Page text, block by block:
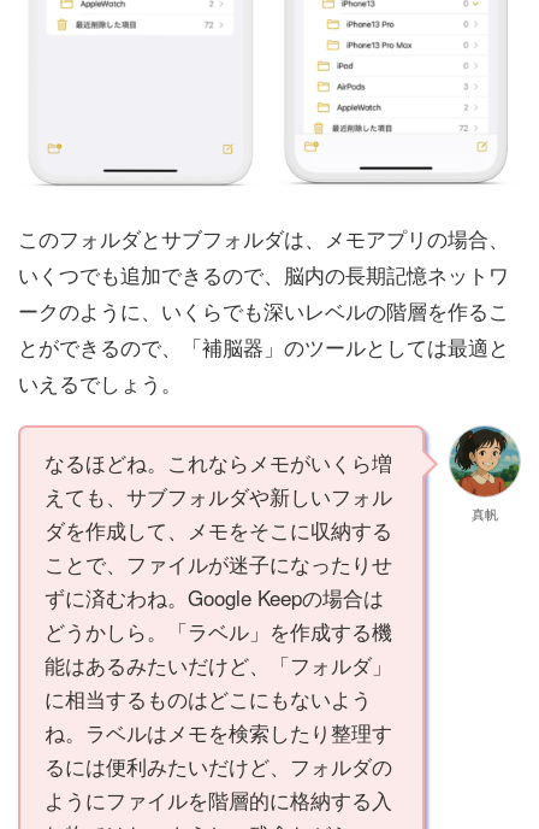
このフォルダとサブフォルダは、メモアプリの場合、
いくつでも追加できるので、脳内の長期記憶ネットワ
ークのように、いくらでも深いレベルの階層を作るこ
とができるので、「補脳器」のツールとしては最適と
いえるでしょう。
なるほどね。これならメモがいくら増
えても、サブフォルダや新しいフォル
ダを作成して、メモをそこに収納する
ことで、ファイルが迷子になったりせ
ずに済むわね。Google Keepの場合は
どうかしら。「ラベル」を作成する機
能はあるみたいだけど、「フォルダ」
に相当するものはどこにもないよう
ね。ラベルはメモを検索したり整理す
るには便利みたいだけど、フォルダの
ようにファイルを階層的に格納する入
真帆